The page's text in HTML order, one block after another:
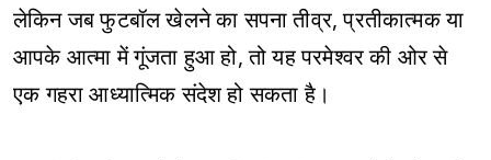
लेकिन जब फुटबॉल खेलने का सपना तीव्र, प्रतीकात्मक या
आपके आत्मा में गूंजता हुआ हो, तो यह परमेश्वर की ओर से
एक गहरा आध्यात्मिक संदेश हो सकता है।